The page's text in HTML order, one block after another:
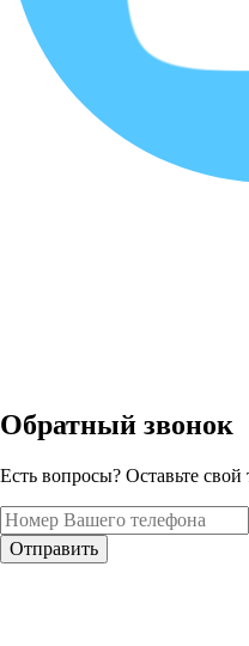
Обратный звонок
Есть вопросы? Оставьте
Отправить